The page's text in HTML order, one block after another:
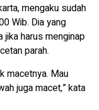
mengaku sudah
Wib. Dia yang
jika harus menginap
parah.
macetnya. Mau
juga macet,” kata